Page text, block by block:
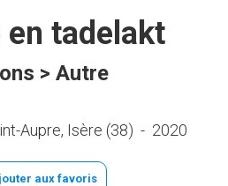
en tadelakt
> Autre
Aupre, Isère (38) - 2020
aux favoris